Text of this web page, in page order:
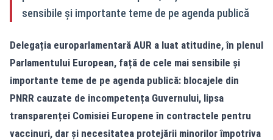
sensibile și importante teme de pe agenda publică
Delegația europarlamentară AUR a luat atitudine, în plenul
Parlamentului European, față de cele mai sensibile și
importante teme de pe agenda publică: blocajele din
PNRR cauzate de incompetența Guvernului, lipsa
transparenței Comisiei Europene în contractele pentru
vaccinuri, dar și necesitatea protejării minorilor împotriva